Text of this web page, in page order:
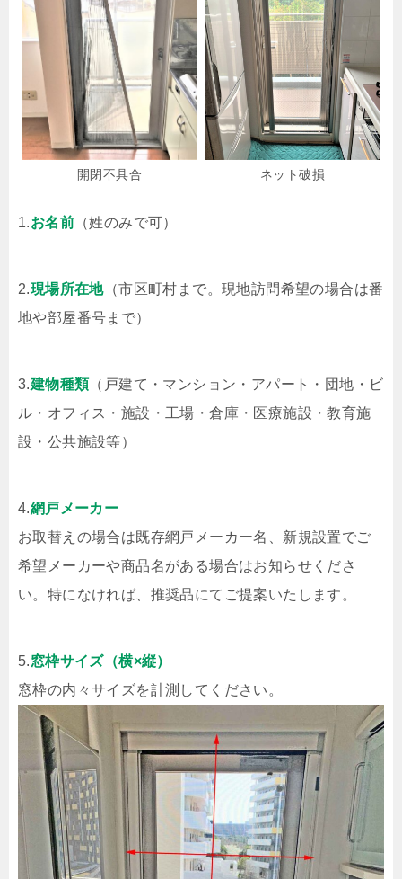
開閉不具合 ネット破損
1.お名前 （姓のみで可）
2.現場所在地（市区町村まで。現地訪問希望の場合は番
地や部屋番号まで）
3.建物種類（戸建て・マンション・アパート・団地・ビ
ル・オフィス・施設・工場・倉庫・医療施設・教育施
設・公共施設等）
4.網戸メーカー
お取替えの場合は既存網戸メーカー名、新規設置でご
希望メーカーや商品名がある場合はお知らせくださ
い。特になければ、推奨品にてご提案いたします。
5.窓枠サイズ（横×縦）
窓枠の内々サイズを計測してください。